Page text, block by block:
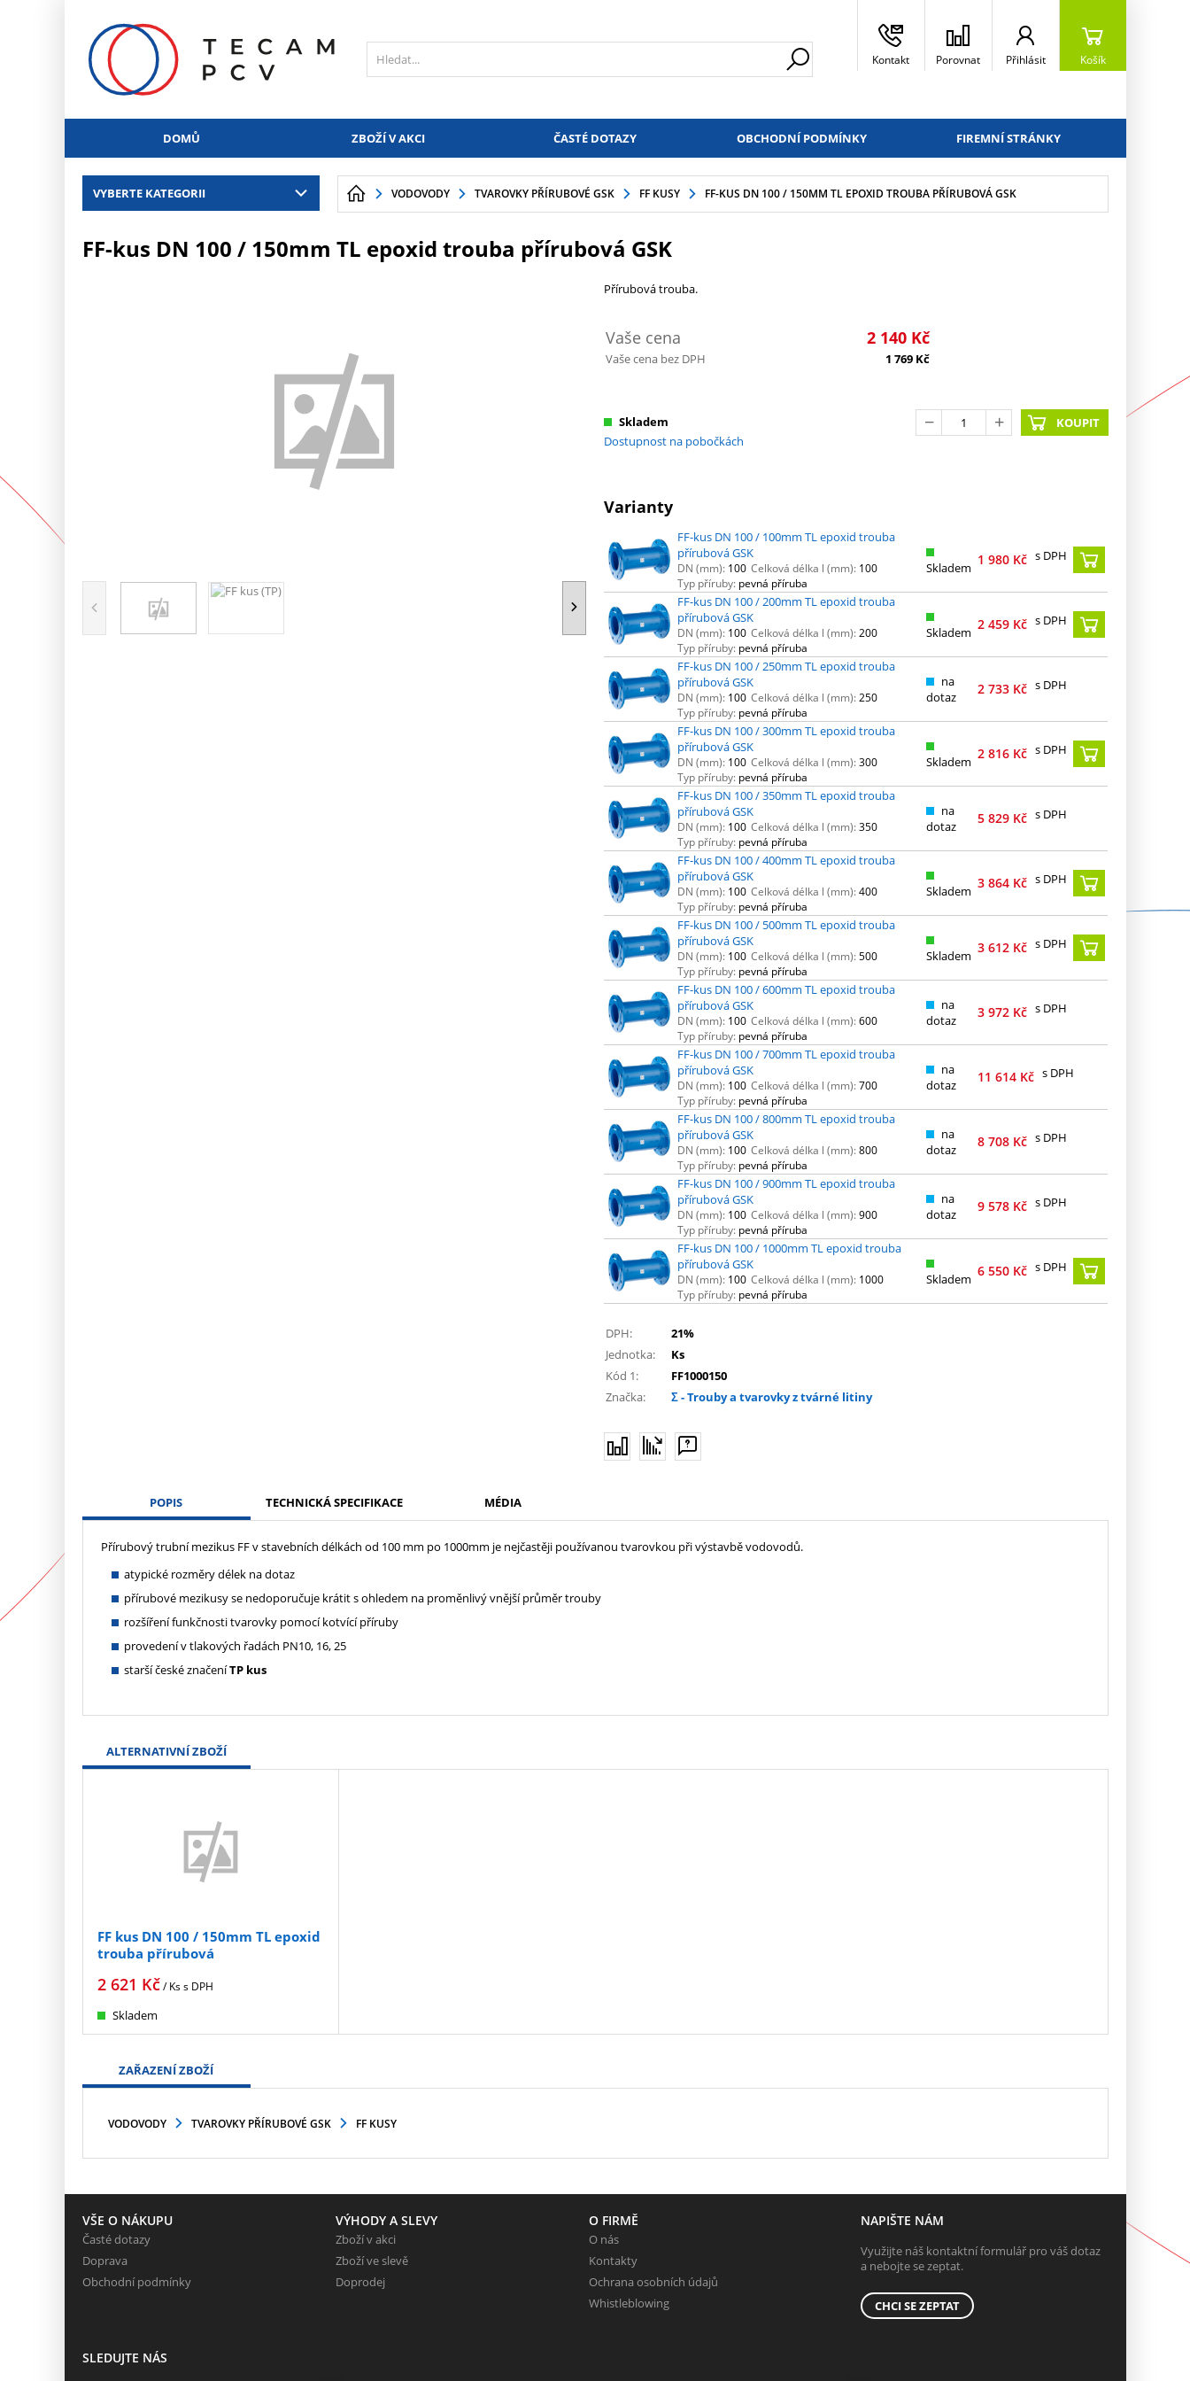
Kontakt Porovnat Přihlásit Košík
DOMŮ ZBOŽÍ V AKCI ČASTÉ DOTAZY OBCHODNÍ PODMÍNKY FIREMNÍ STRÁNKY
VYBERTE KATEGORII VODOVODY TVAROVKY PŘÍRUBOVÉ GSK FF KUSY FF-KUS DN 100 / 150MM TL EPOXID TROUBA PŘÍRUBOVÁ GSK
FF-kus DN 100 / 150mm TL epoxid trouba přírubová GSK
Přírubová trouba.
Vaše cena 2 140 Kč
Vaše cena bez DPH 1 769 Kč
Skladem
Dostupnost na pobočkách
KOUPIT
Varianty
FF-kus DN 100 / 100mm TL epoxid trouba
přírubová GSK
DN (mm): 100 Celková délka l (mm): 100
Typ příruby: pevná příruba
Skladem 1 980 Kč s DPH
FF-kus DN 100 / 200mm TL epoxid trouba
přírubová GSK
DN (mm): 100 Celková délka l (mm):200
Typ příruby: pevná příruba
Skladem 2 459 Kč s DPH
FF-kus DN 100 / 250mm TL epoxid trouba
přírubová GSK
DN (mm): 100 Celková délka l (mm):250
Typ příruby: pevná příruba
na
dotaz
2 733 Kč s DPH
FF-kus DN 100 / 300mm TL epoxid trouba
přírubová GSK
DN (mm): 100 Celková délka l (mm):300
Typ příruby: pevná příruba
Skladem 2 816 Kč s DPH
FF-kus DN 100 / 350mm TL epoxid trouba
přírubová GSK
DN (mm): 100 Celková délka l (mm):350
Typ příruby: pevná příruba
na
dotaz
5 829 Kč s DPH
FF-kus DN 100 / 400mm TL epoxid trouba
přírubová GSK
DN (mm): 100 Celková délka l (mm):400
Typ příruby: pevná příruba
Skladem 3 864 Kč s DPH
FF-kus DN 100 / 500mm TL epoxid trouba
přírubová GSK
DN (mm): 100 Celková délka l (mm):500
Typ příruby: pevná příruba
Skladem 3 612 Kč s DPH
FF-kus DN 100 / 600mm TL epoxid trouba
přírubová GSK
DN (mm): 100 Celková délka l (mm):600
Typ příruby: pevná příruba
na
dotaz
3 972 Kč s DPH
FF-kus DN 100 / 700mm TL epoxid trouba
přírubová GSK
DN (mm): 100 Celková délka l (mm):700
Typ příruby: pevná příruba
na
dotaz
11 614 Kč s DPH
FF-kus DN 100 / 800mm TL epoxid trouba
přírubová GSK
DN (mm): 100 Celková délka l (mm):800
Typ příruby: pevná příruba
na
dotaz
8 708 Kč s DPH
FF-kus DN 100 / 900mm TL epoxid trouba
přírubová GSK
DN (mm): 100 Celková délka l (mm):900
Typ příruby: pevná příruba
na
dotaz
9 578 Kč s DPH
FF-kus DN 100 / 1000mm TL epoxid trouba
přírubová GSK
DN (mm): 100 Celková délka l (mm): 1000
Typ příruby: pevná příruba
Skladem 6 550 Kč s DPH
DPH:
21%
Jednotka:
Ks
Kód 1:
FF1000150
Značka:
Σ - Trouby a tvarovky z tvárné litiny
POPIS TECHNICKÁ SPECIFIKACE MÉDIA
Přírubový trubní mezikus FF v stavebních délkách od 100 mm po 1000mm je nejčastěji používanou tvarovkou při výstavbě vodovodů.
atypické rozměry délek na dotaz
přírubové mezikusy se nedoporučuje krátit s ohledem na proměnlivý vnější průměr trouby
rozšíření funkčnosti tvarovky pomocí kotvící příruby
provedení v tlakových řadách PN10, 16, 25
starší české značeníTP kus
ALTERNATIVNÍ ZBOŽÍ
FF kus DN 100 / 150mm TL epoxid
trouba přírubová
2 621 Kč/ Kss DPH
Skladem
ZAŘAZENÍ ZBOŽÍ
VODOVODY TVAROVKY PŘÍRUBOVÉ GSK FF KUSY
VŠE O NÁKUPU
Časté dotazy
Doprava
Obchodní podmínky
VÝHODY A SLEVY
Zboží v akci
Zboží ve slevě
Doprodej
O FIRMĚ
O nás
Kontakty
Ochrana osobních údajů
Whistleblowing
NAPIŠTE NÁM
Využijte náš kontaktní formulář pro váš dotaz
a nebojte se zeptat.
CHCI SE ZEPTAT
SLEDUJTE NÁS